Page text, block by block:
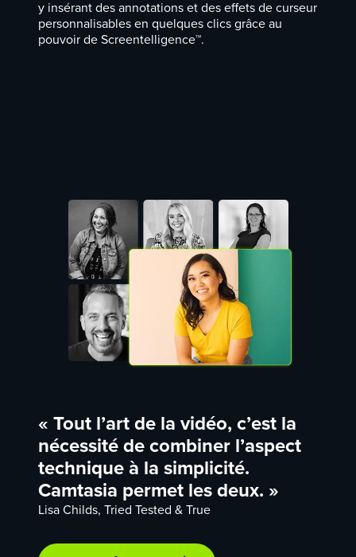
y insérant des annotations et des effets de curseur
personnalisables en quelques clics grâce au
pouvoir de Screentelligence™.
« Tout l’art de la vidéo, c’est la
nécessité de combiner l’aspect
technique à la simplicité.
Camtasia permet les deux. »
Lisa Childs, Tried Tested & True